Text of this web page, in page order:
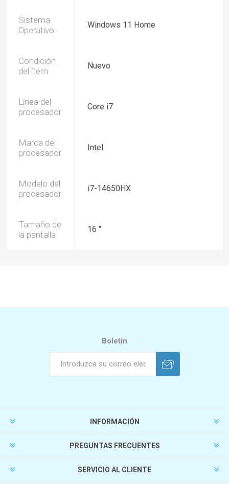
Sistema
Operativo
Windows 11 Home
Condición
del ítem
Nuevo
Línea del
procesador
Core i7
Marca del
procesador
Intel
Modelo del
procesador
i7-14650HX
Tamaño de
la pantalla
16 "
Boletín
INFORMACIÓN
PREGUNTAS FRECUENTES
SERVICIO AL CLIENTE